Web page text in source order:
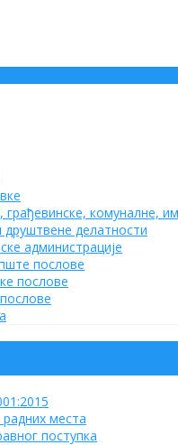
комуналне,
делатности
администрације
послове
послове
места
поступка